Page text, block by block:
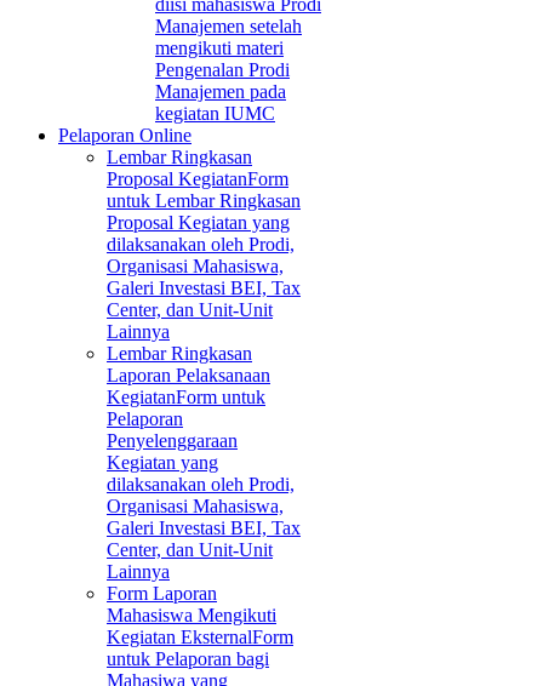
Manajemen setelah
mengikuti materi
Pengenalan Prodi
Manajemen pada
kegiatan IUMC
Pelaporan Online
Lembar Ringkasan
Proposal KegiatanForm
untuk Lembar Ringkasan
Proposal Kegiatan yang
dilaksanakan oleh Prodi,
Organisasi Mahasiswa,
Galeri Investasi BEI, Tax
Center, dan Unit-Unit
Lainnya
Lembar Ringkasan
Laporan Pelaksanaan
KegiatanForm untuk
Pelaporan
Penyelenggaraan
Kegiatan yang
dilaksanakan oleh Prodi,
Organisasi Mahasiswa,
Galeri Investasi BEI, Tax
Center, dan Unit-Unit
Lainnya
Form Laporan
Mahasiswa Mengikuti
Kegiatan EksternalForm
untuk Pelaporan bagi
Mahasiwa yang